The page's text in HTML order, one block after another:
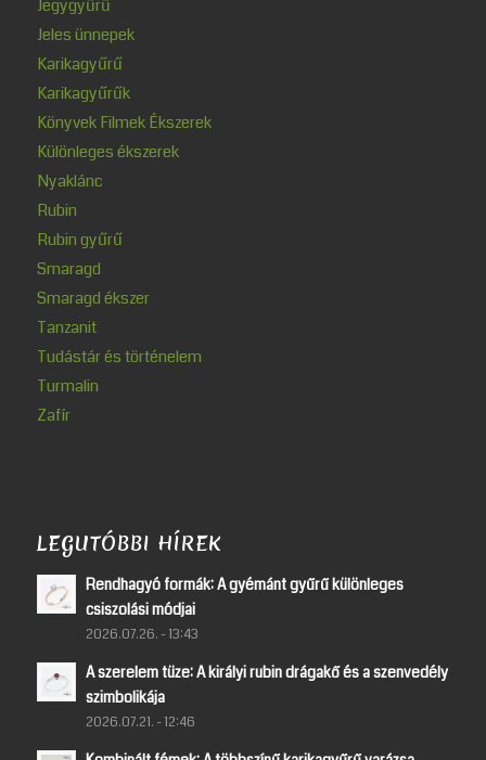
Jegygyűrű
Jeles ünnepek
Karikagyűrű
Karikagyűrűk
Könyvek Filmek Ékszerek
Különleges ékszerek
Nyaklánc
Rubin
Rubin gyűrű
Smaragd
Smaragd ékszer
Tanzanit
Tudástár és történelem
Turmalin
Zafír
LEGUTÓBBI HÍREK
Rendhagyó formák: A gyémánt gyűrű különleges
csiszolási módjai
2026.07.26. - 13:43
A szerelem tüze: A királyi rubin drágakő és a szenvedély
szimbolikája
2026.07.21. - 12:46